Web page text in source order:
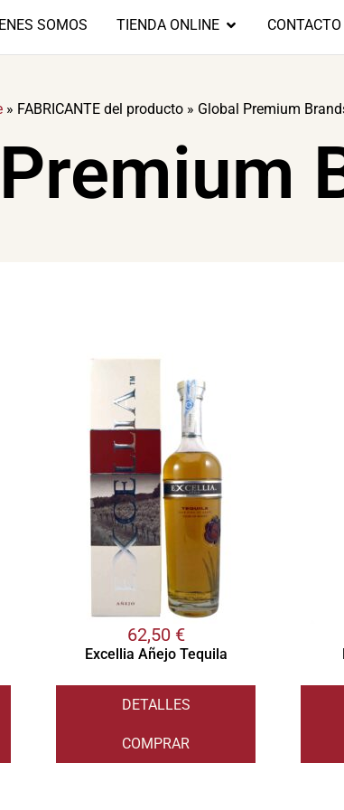
SOMOS TIENDA ONLINE CONTACTO
» FABRICANTE del producto » Global Premium
62,50 €
Excellia Añejo Tequila
DETALLES
COMPRAR